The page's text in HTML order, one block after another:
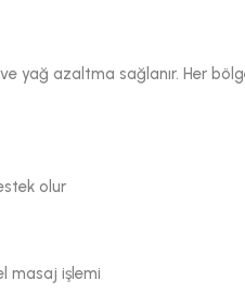
yağ azaltma sağlanır. Her
olur
masaj işlemi